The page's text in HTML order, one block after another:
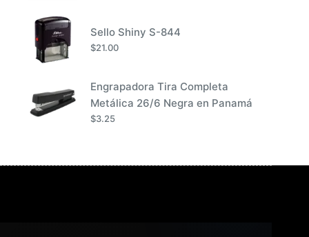
Sello Shiny S-844
$21.00
Engrapadora Tira Completa
Metálica 26/6 Negra en Panamá
$3.25